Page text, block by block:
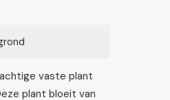
vaste plant
plant bloeit van